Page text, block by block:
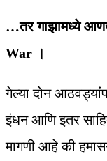
…तर गाझामध्ये
War ।
गेल्या दोन
इंधन आणि इतर
मागणी आहे की